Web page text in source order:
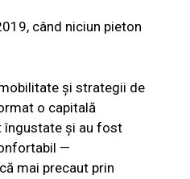
când niciun pieton
și strategii de
o capitală
îngustate și au fost
—
mai precaut prin